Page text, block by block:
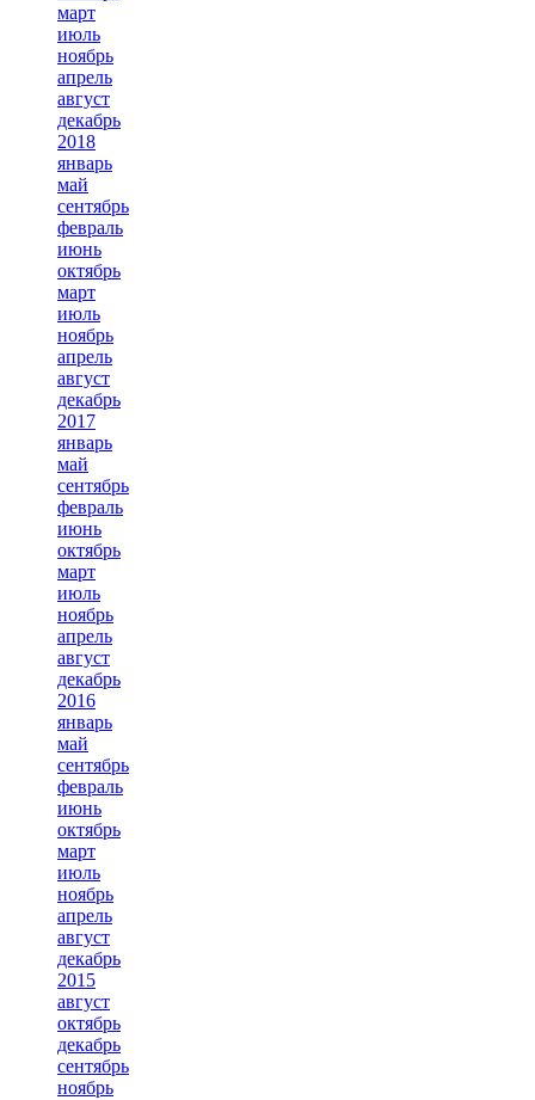
март
июль
ноябрь
апрель
август
декабрь
2018
январь
май
сентябрь
февраль
июнь
октябрь
март
июль
ноябрь
апрель
август
декабрь
2017
январь
май
сентябрь
февраль
июнь
октябрь
март
июль
ноябрь
апрель
август
декабрь
2016
январь
май
сентябрь
февраль
июнь
октябрь
март
июль
ноябрь
апрель
август
декабрь
2015
август
октябрь
декабрь
сентябрь
ноябрь